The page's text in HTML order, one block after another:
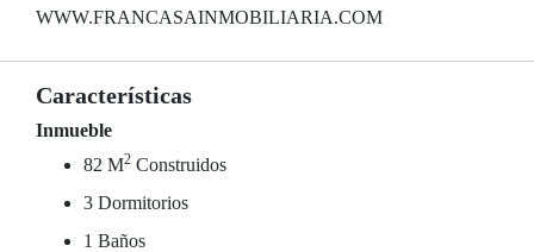
WWW.FRANCASAINMOBILIARIA.COM
Características
Inmueble
82 M2 Construidos
3 Dormitorios
1 Baños